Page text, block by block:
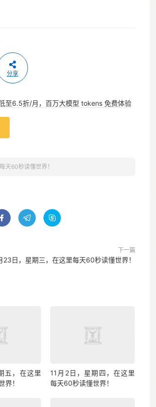
分享
至6.5折/月，百万大模型 tokens 免费体验
天60秒读懂世界！
  
下一篇
23日，星期三，在这里每天60秒读懂世界！
五，在这里
界！
11月2日，星期四，在这里
每天60秒读懂世界！